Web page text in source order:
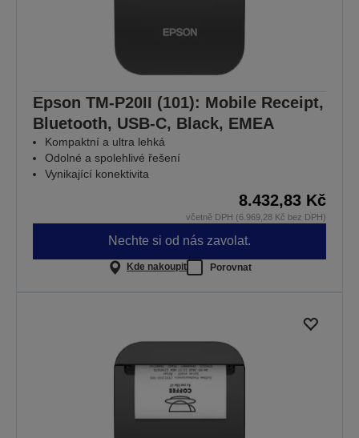
Epson TM-P20II (101): Mobile Receipt,
Bluetooth, USB-C, Black, EMEA
Kompaktní a ultra lehká
Odolné a spolehlivé řešení
Vynikající konektivita
8.432,83 Kč
včetně DPH (6.969,28 Kč bez DPH)
Nechte si od nás zavolat.
Kde nakoupit Porovnat